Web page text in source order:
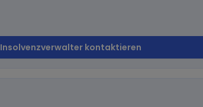
Insolvenzverwalter kontaktieren